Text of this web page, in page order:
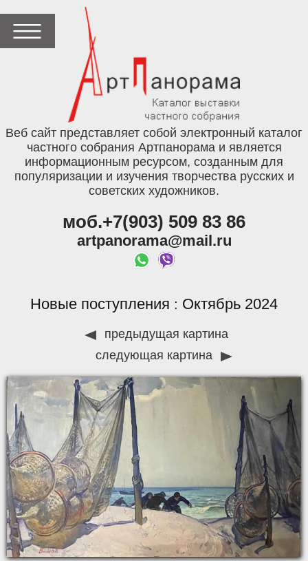
Веб сайт представляет собой электронный каталог
частного собрания Артпанорама и является
информационным ресурсом, созданным для
популяризации и изучения творчества русских и
советских художников.
моб.+7(903) 509 83 86
artpanorama@mail.ru
Новые поступления : Октябрь 2024
предыдущая картина
следующая картина